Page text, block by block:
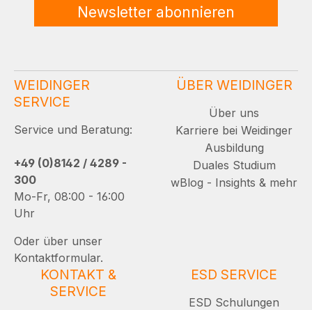
Newsletter abonnieren
WEIDINGER
SERVICE
Service und Beratung:
+49 (0)8142 / 4289 -
300
Mo-Fr, 08:00 - 16:00
Uhr
Oder über unser
Kontaktformular.
ÜBER WEIDINGER
Über uns
Karriere bei Weidinger
Ausbildung
Duales Studium
wBlog - Insights & mehr
KONTAKT &
SERVICE
ESD SERVICE
ESD Schulungen